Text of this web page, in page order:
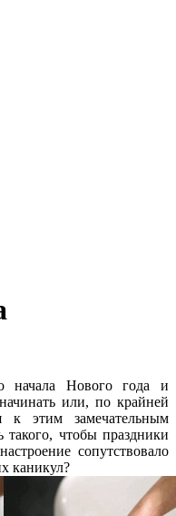
начала Нового года и
или, по крайней
к этим замечательным
чтобы праздники
сопутствовало
каникул?